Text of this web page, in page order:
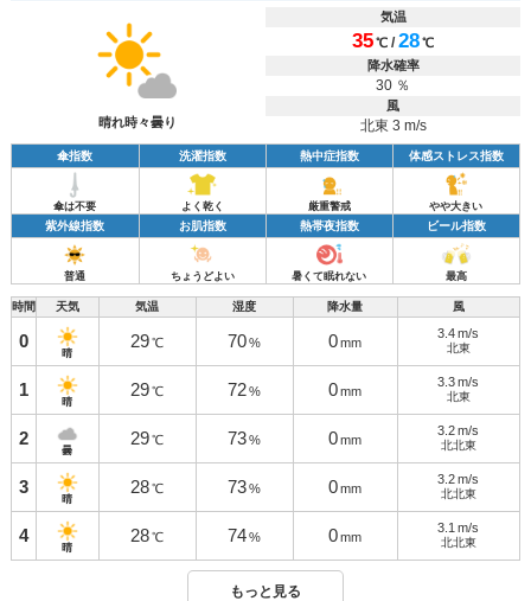
晴れ時々曇り
気温
35℃ /28℃
降水確率
30 ％
風
北東 3 m/s
傘指数 洗濯指数 熱中症指数 体感ストレス指数
傘は不要 よく乾く 厳重警戒 やや大きい
紫外線指数 お肌指数 熱帯夜指数 ビール指数
普通 ちょうどよい 暑くて眠れない 最高
時間 天気 気温 湿度 降水量 風
0
晴
29 ℃ 70 % 0 mm
3.4 m/s
北東
1
晴
29 ℃ 72 % 0 mm
3.3 m/s
北東
2
曇
29 ℃ 73 % 0 mm
3.2 m/s
北北東
3
晴
28 ℃ 73 % 0 mm
3.2 m/s
北北東
4
晴
28 ℃ 74 % 0 mm
3.1 m/s
北北東
もっと見る